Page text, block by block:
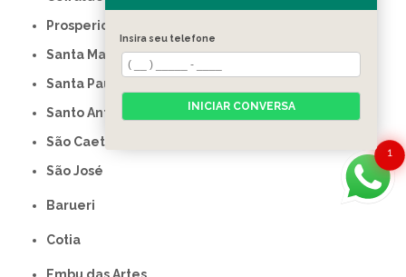
Prosperidade
Santa Maria
Santa Paula
Santo Antônio
São Caetano do Sul
São José
Barueri
Cotia
1
Insira seu telefone
INICIAR CONVERSA